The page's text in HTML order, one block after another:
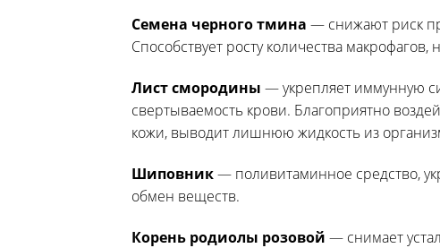
Семена черного тмина — снижают риск
Способствует росту количества
Лист смородины — укрепляет иммунную
свертываемость крови. Благоприятно
кожи, выводит лишнюю жидкость из
Шиповник— поливитаминное средство,
обмен веществ.
Корень родиолы розовой — снимает